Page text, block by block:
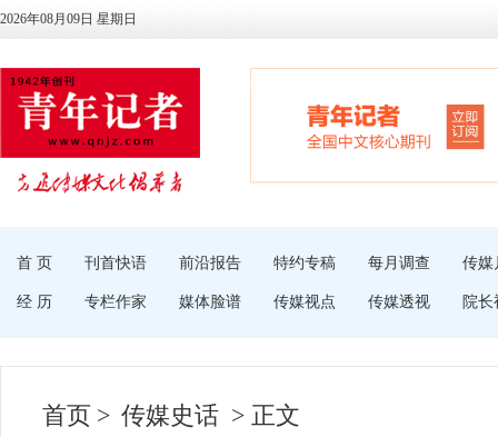
2026年08月09日 星期日
首 页 刊首快语 前沿报告 特约专稿 每月调查 传媒
经 历 专栏作家 媒体脸谱 传媒视点 传媒透视 院长
首页 > 传媒史话 > 正文